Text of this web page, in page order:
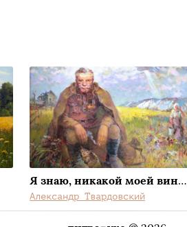
Я знаю, никакой моей вины...
Александр Твардовский